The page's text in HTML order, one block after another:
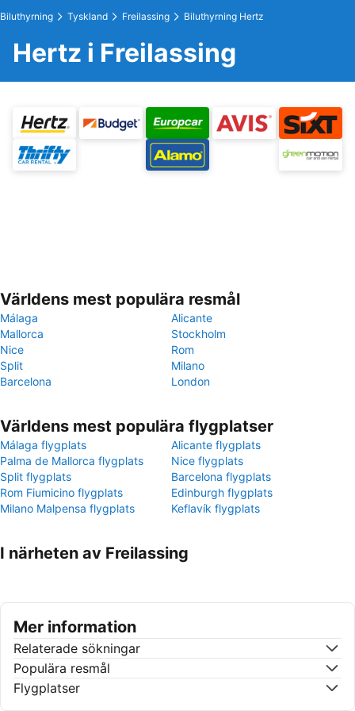
Biluthyrning Tyskland Freilassing Biluthyrning Hertz
Hertz i Freilassing
Världens mest populära resmål
Málaga
Alicante
Mallorca
Stockholm
Nice
Rom
Split
Milano
Barcelona
London
Världens mest populära flygplatser
Málaga flygplats
Alicante flygplats
Palma de Mallorca flygplats
Nice flygplats
Split flygplats
Barcelona flygplats
Rom Fiumicino flygplats
Edinburgh flygplats
Milano Malpensa flygplats
Keflavík flygplats
I närheten av Freilassing
Mer information
Relaterade sökningar
Populära resmål
Flygplatser